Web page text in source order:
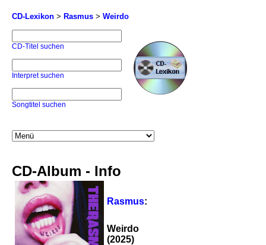
CD-Lexikon > Rasmus > Weirdo
CD-Titel suchen
Interpret suchen
Songtitel suchen
CD-Album - Info
Rasmus:
Weirdo
(2025)